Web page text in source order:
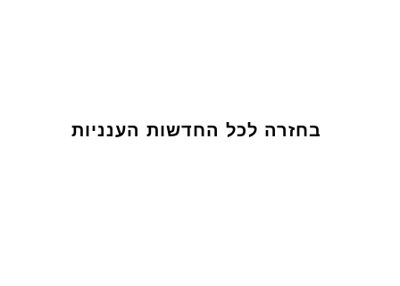
בחזרה לכל החדשות הענניות